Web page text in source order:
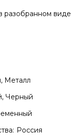
разобранном виде
Металл
Черный
Россия